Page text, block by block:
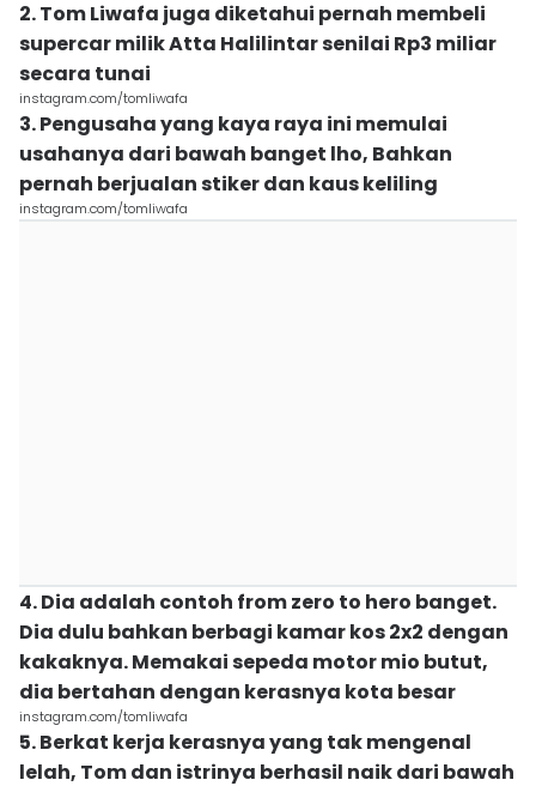
2. Tom Liwafa juga diketahui pernah membeli
supercar milik Atta Halilintar senilai Rp3 miliar
secara tunai
instagram.com/tomliwafa
3. Pengusaha yang kaya raya ini memulai
usahanya dari bawah banget lho, Bahkan
pernah berjualan stiker dan kaus keliling
instagram.com/tomliwafa
4. Dia adalah contoh from zero to hero banget.
Dia dulu bahkan berbagi kamar kos 2x2 dengan
kakaknya. Memakai sepeda motor mio butut,
dia bertahan dengan kerasnya kota besar
instagram.com/tomliwafa
5. Berkat kerja kerasnya yang tak mengenal
lelah, Tom dan istrinya berhasil naik dari bawah